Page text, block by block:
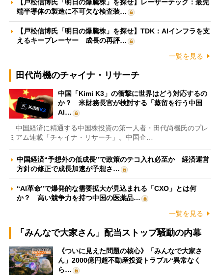
【戸松信博氏「明日の爆騰株」を探せ】レーザーテック：最先
端半導体の製造に不可欠な検査装…
【戸松信博氏「明日の爆騰株」を探せ】TDK：AIインフラを支
えるキープレーヤー 成長の再評…
一覧を見る
田代尚機のチャイナ・リサーチ
中国「Kimi K3」の衝撃に世界はどう対応するの
か？ 米財務長官が検討する「蒸留を行う中国
AI…
中国経済に精通する中国株投資の第一人者・田代尚機氏のプレ
ミアム連載「チャイナ・リサーチ」。中国企…
中国経済“予想外の低成長”で政策のテコ入れ必至か 経済運営
方針の修正で成長加速が予想さ…
“AI革命”で爆発的な需要拡大が見込まれる「CXO」とは何
か？ 高い競争力を持つ中国の医薬品…
一覧を見る
「みんなで大家さん」配当ストップ騒動の内幕
《ついに見えた問題の核心》「みんなで大家さ
ん」2000億円超不動産投資トラブル“異常なく
ら…